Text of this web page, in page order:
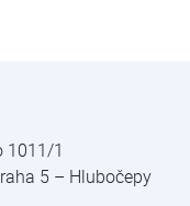
1011/1
5 – Hlubočepy